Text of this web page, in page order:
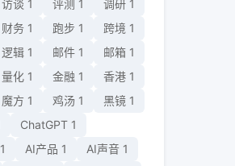
访谈 1 评测 1 调研 1
财务 1 跑步 1 跨境 1
逻辑 1 邮件 1 邮箱 1
量化 1 金融 1 香港 1
魔方 1 鸡汤 1 黑镜 1
ChatGPT 1
1 AI产品 1 AI声音 1